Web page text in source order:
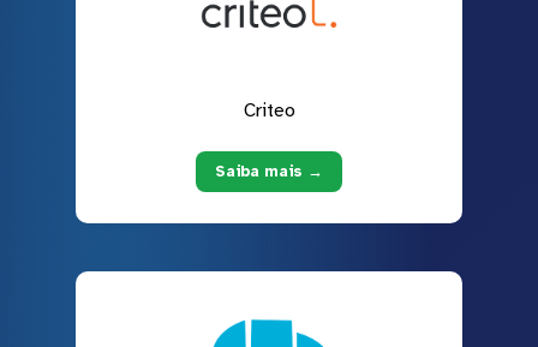
Criteo
Saiba mais →